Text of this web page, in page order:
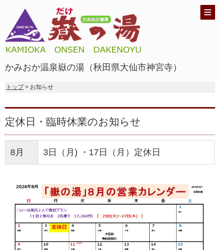
かみおか温泉嶽の湯（秋田県大仙市神宮寺）
トップ> お知らせ
定休日・臨時休業のお知らせ
8月 3日（月) ・17日（月）定休日